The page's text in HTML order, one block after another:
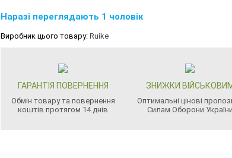
Наразі переглядають 1 чоловік
Виробник цього товару: Ruike
ГАРАНТІЯ ПОВЕРНЕННЯ
Обмін товару та повернення
коштів протягом 14 днів
ЗНИЖКИ
Оптимальні цінові
Силам Оборони України